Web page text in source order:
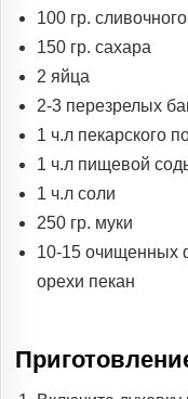
100 гр.
150 гр. сахара
2 яйца
2-3 перезрелых
1 ч.л пекарского
1 ч.л пищевой
1 ч.л соли
250 гр. муки
10-15 очищенных
орехи пекан